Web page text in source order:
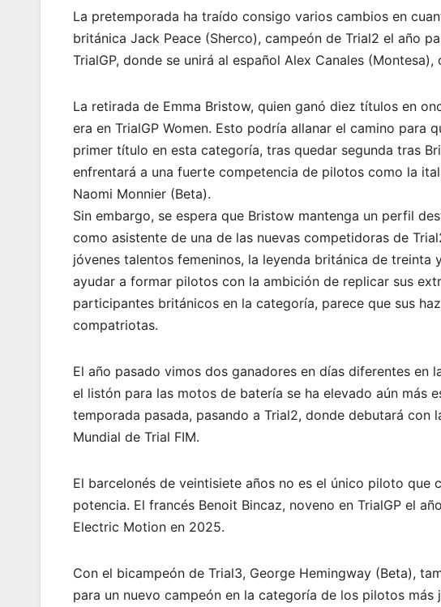
La pretemporada ha traído consigo varios cambios en
británica Jack Peace (Sherco), campeón de Trial2 el año
TrialGP, donde se unirá al español Alex Canales
La retirada de Emma Bristow, quien ganó diez títulos en
era en TrialGP Women. Esto podría allanar el camino para
primer título en esta categoría, tras quedar segunda tras
enfrentará a una fuerte competencia de pilotos como la
Naomi Monnier (Beta).
Sin embargo, se espera que Bristow mantenga un perfil
como asistente de una de las nuevas competidoras de
jóvenes talentos femeninos, la leyenda británica de treinta
ayudar a formar pilotos con la ambición de replicar sus
participantes británicos en la categoría, parece que sus
compatriotas.
El año pasado vimos dos ganadores en días diferentes
el listón para las motos de batería se ha elevado aún más
temporada pasada, pasando a Trial2, donde debutará con
Mundial de Trial FIM.
El barcelonés de veintisiete años no es el único piloto
potencia. El francés Benoit Bincaz, noveno en TrialGP el
Electric Motion en 2025.
Con el bicampeón de Trial3, George Hemingway (Beta),
para un nuevo campeón en la categoría de los pilotos